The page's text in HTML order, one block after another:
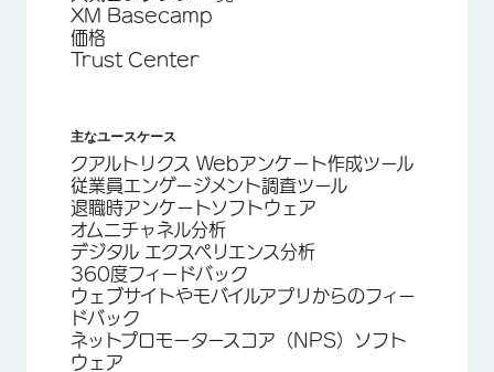
XM Basecamp
価格
Trust Center
主なユースケース
クアルトリクス Webアンケート作成ツール
従業員エンゲージメント調査ツール
退職時アンケートソフトウェア
オムニチャネル分析
デジタル エクスペリエンス分析
360度フィードバック
ウェブサイトやモバイルアプリからのフィー
ドバック
ネットプロモータースコア（NPS）ソフト
ウェア